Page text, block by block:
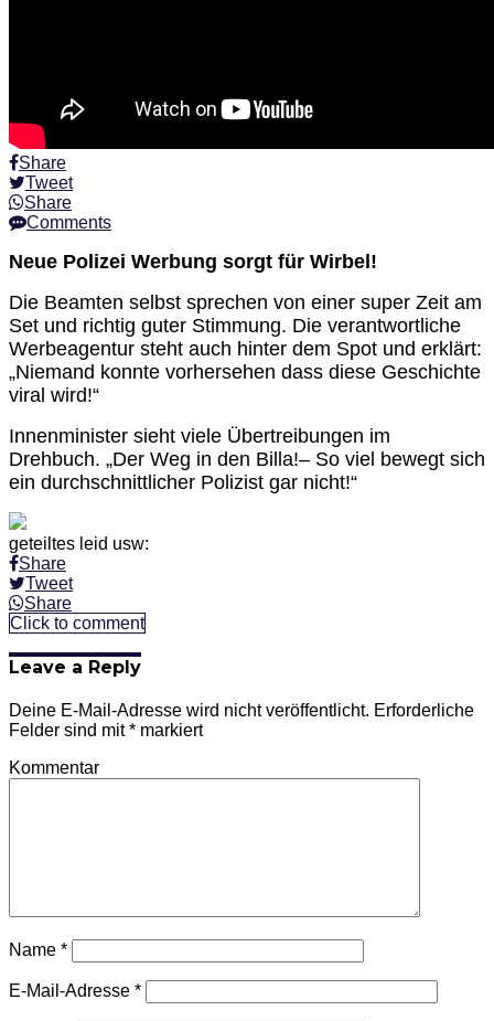
Share
Tweet
Share
Comments
Neue Polizei Werbung sorgt für Wirbel!
Die Beamten selbst sprechen von einer super Zeit am
Set und richtig guter Stimmung. Die verantwortliche
Werbeagentur steht auch hinter dem Spot und erklärt:
„Niemand konnte vorhersehen dass diese Geschichte
viral wird!“
Innenminister sieht viele Übertreibungen im
Drehbuch. „Der Weg in den Billa!– So viel bewegt sich
ein durchschnittlicher Polizist gar nicht!“
geteiltes leid usw:
Share
Tweet
Share
Click to comment
Leave a Reply
Deine E-Mail-Adresse wird nicht veröffentlicht. Erforderliche
Felder sind mit* markiert
Kommentar
Name *
E-Mail-Adresse *